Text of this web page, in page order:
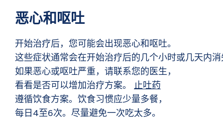
恶心和呕吐
开始治疗后，您可能会出现恶心和呕吐。
这些症状通常会在开始治疗后的几个小时或几天内
如果恶心或呕吐严重，请联系您的医生，
看看是否可以增加治疗方案。 止吐药
遵循饮食方案。饮食习惯应少量多餐，
每日4至6次。尽量避免一次吃太多。